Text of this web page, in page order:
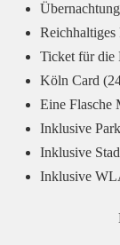
Ticket für die
Köln Card
Eine Flasche
Inklusive
Inklusive
Inklusive